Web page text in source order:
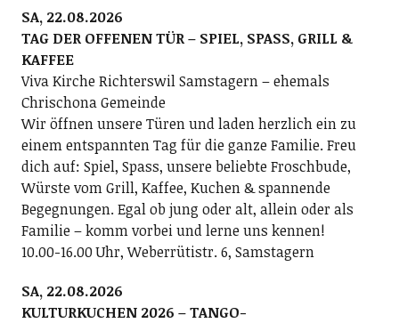
SA, 22.08.2026
TAG DER OFFENEN TÜR – SPIEL, SPASS, GRILL &
KAFFEE
Viva Kirche Richterswil Samstagern – ehemals
Chrischona Gemeinde
Wir öffnen unsere Türen und laden herzlich ein zu
einem entspannten Tag für die ganze Familie. Freu
dich auf: Spiel, Spass, unsere beliebte Froschbude,
Würste vom Grill, Kaffee, Kuchen & spannende
Begegnungen. Egal ob jung oder alt, allein oder als
Familie – komm vorbei und lerne uns kennen!
10.00-16.00 Uhr, Weberrütistr. 6, Samstagern
SA, 22.08.2026
KULTURKUCHEN 2026 – TANGO-